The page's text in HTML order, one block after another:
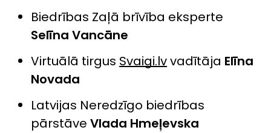
Biedrības Zaļā brīvība eksperte
Selīna Vancāne
Virtuālā tirgus Svaigi.lvvadītāja Elīna
Novada
Latvijas Neredzīgo biedrības
pārstāve Vlada Hmeļevska